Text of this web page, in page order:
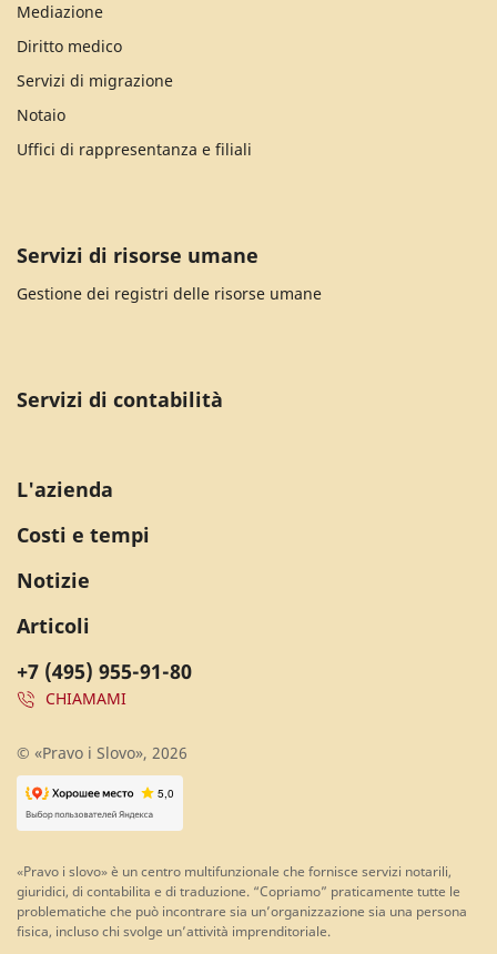
Mediazione
Diritto medico
Servizi di migrazione
Notaio
Uffici di rappresentanza e filiali
Servizi di risorse umane
Gestione dei registri delle risorse umane
Servizi di contabilità
+7 (495) 955-91-80
CHIAMAMI
L'azienda
Costi e tempi
Notizie
Articoli
© «Pravo i Slovo», 2026
«Pravo i slovo» è un centro multifunzionale che fornisce servizi notarili,
giuridici, di contabilita e di traduzione. “Copriamo” praticamente tutte le
problematiche che può incontrare sia un’organizzazione sia una persona
fisica, incluso chi svolge un’attività imprenditoriale.